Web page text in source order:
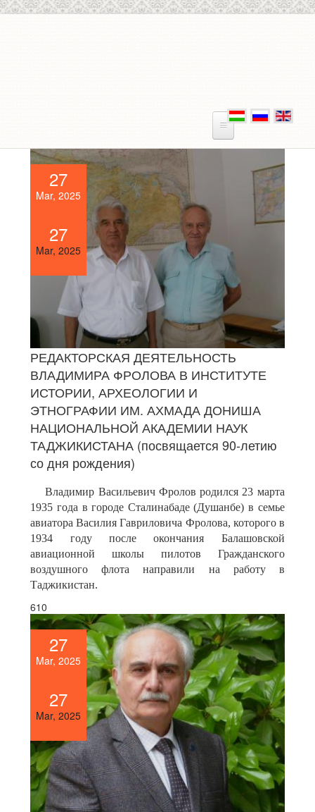
27
Mar, 2025
27
Mar, 2025
РЕДАКТОРСКАЯ ДЕЯТЕЛЬНОСТЬ
ВЛАДИМИРА ФРОЛОВА В ИНСТИТУТЕ
ИСТОРИИ, АРХЕОЛОГИИ И
ЭТНОГРАФИИ ИМ. АХМАДА ДОНИША
НАЦИОНАЛЬНОЙ АКАДЕМИИ НАУК
ТАДЖИКИСТАНА (посвящается 90-летию
со дня рождения)
Владимир Васильевич Фролов родился 23 марта
1935 года в городе Сталинабаде (Душанбе) в семье
авиатора Василия Гавриловича Фролова, которого в
1934 году после окончания Балашовской
авиационной школы пилотов Гражданского
воздушного флота направили на работу в
Таджикистан.
610
27
Mar, 2025
27
Mar, 2025